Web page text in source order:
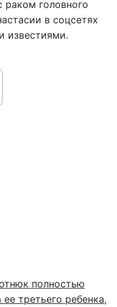
раком головного
в соцсетях
известиями.
полностью
третьего ребенка,